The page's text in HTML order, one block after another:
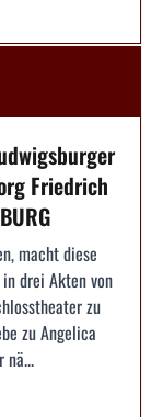
Friedrich
macht diese
drei Akten von
zu
zu Angelica
nä...